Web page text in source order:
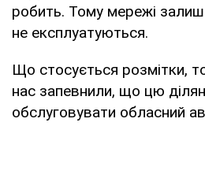
робить. Тому мережі
не експлуатуються.
Що стосується розмітки,
нас запевнили, що цю
обслуговувати обласний